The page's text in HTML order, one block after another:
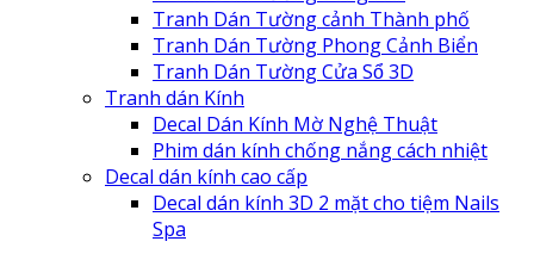
Tranh Dán Tường cảnh Thành phố
Tranh Dán Tường Phong Cảnh Biển
Tranh Dán Tường Cửa Sổ 3D
Tranh dán Kính
Decal Dán Kính Mờ Nghệ Thuật
Phim dán kính chống nắng cách nhiệt
Decal dán kính cao cấp
Decal dán kính 3D 2 mặt cho tiệm Nails
Spa